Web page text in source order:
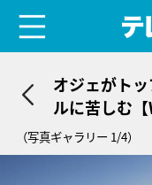
オジェがト
ルに苦しむ
結果】
（写真ギャラリー 1/4）